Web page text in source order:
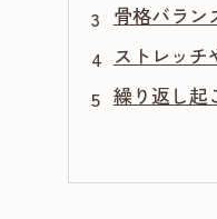
骨格バラン
ストレッチ
繰り返し起